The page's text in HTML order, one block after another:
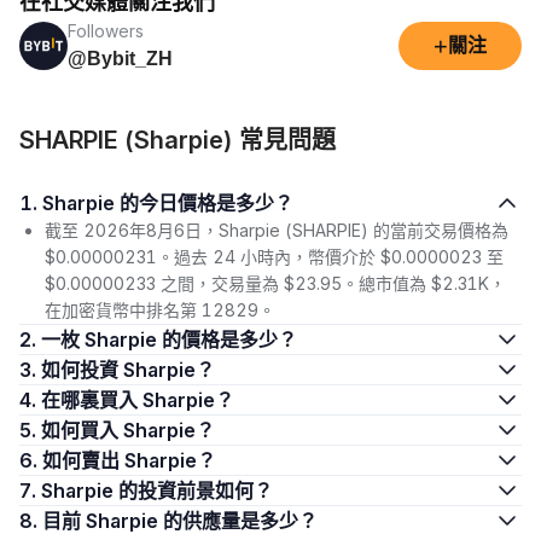
Followers
@Bybit_ZH
+ 關注
SHARPIE (Sharpie) 常見問題
1. Sharpie 的今日價格是多少？
截至 2026年8月6日，Sharpie (SHARPIE) 的當前交易價格為
$0.00000231。過去 24 小時內，幣價介於 $0.0000023 至
$0.00000233 之間，交易量為 $23.95。總市值為 $2.31K，
在加密貨幣中排名第 12829。
2. 一枚 Sharpie 的價格是多少？
3. 如何投資 Sharpie？
4. 在哪裏買入 Sharpie？
5. 如何買入 Sharpie？
6. 如何賣出 Sharpie？
7. Sharpie 的投資前景如何？
8. 目前 Sharpie 的供應量是多少？